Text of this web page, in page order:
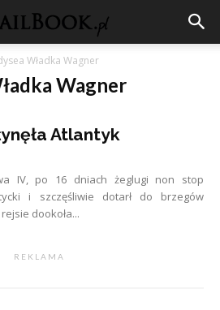
Władka Wagner
Wagner
Atlantyk
IV, po 16 dniach żeglugi non stop
i szczęśliwie dotarł do brzegów
dookoła...
R E K L A M A